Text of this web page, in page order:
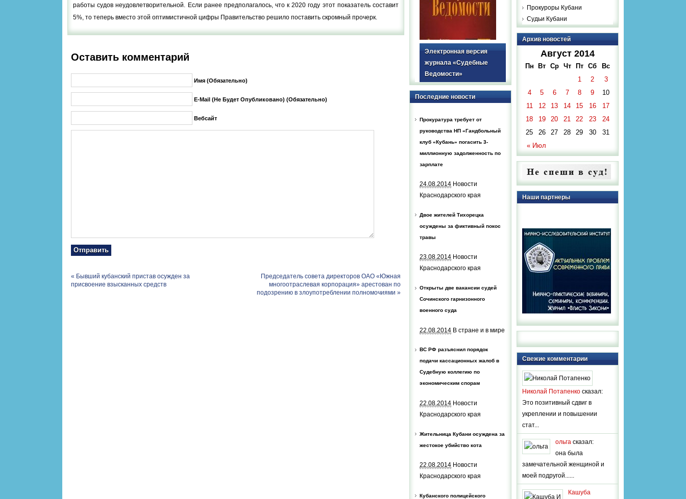
работы судов неудовлетворительной. Если ранее предполагалось, что к 2020 году этот показатель составит
5%, то теперь вместо этой оптимистичной цифры Правительство решило поставить скромный прочерк.
Оставить комментарий
Имя (обязательно)
E-Mail (не Будет Опубликовано) (обязательно)
Вебсайт
« Бывший кубанский пристав осужден за
присвоение взысканных средств
Председатель совета директоров ОАО «Южная
многоотраслевая корпорация» арестован по
подозрению в злоупотреблении полномочиями »
Электронная версия
журнала «Судебные
Ведомости»
Последние новости
Прокуратура требует от
руководства НП «Гандбольный
клуб «Кубань» погасить 3-
миллионную задолженность по
зарплате
24.08.2014 Новости
Краснодарского края
Двое жителей Тихорецка
осуждены за фиктивный покос
травы
23.08.2014 Новости
Краснодарского края
Открыты две вакансии судей
Сочинского гарнизонного
военного суда
22.08.2014 В стране и в мире
ВС РФ разъяснил порядок
подачи кассационных жалоб в
Судебную коллегию по
экономическим спорам
22.08.2014 Новости
Краснодарского края
Жительница Кубани осуждена за
жестокое убийство кота
22.08.2014 Новости
Краснодарского края
Кубанского полицейского
Прокуроры Кубани
Судьи Кубани
Архив новостей
Август 2014
Пн Вт Ср Чт Пт Сб Вс
« Июл
1 2
3
4
5 6 7 8 9
10
11
12 13 14 15 16
17
18
19 20 21 22 23
24
25
26 27 28 29 30 31
Наши партнеры
Свежие комментарии
Николай Потапенко сказал:
Это позитивный сдвиг в
укреплении и повышении
стат...
ольга сказал:
она была
замечательной женщиной и
моей подругой......
Кашуба